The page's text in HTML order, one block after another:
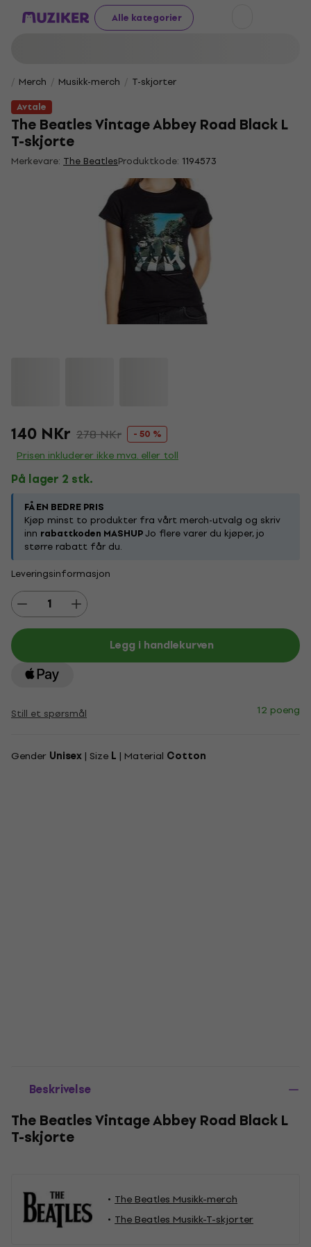
Alle kategorier
Merch Musikk-merch
T-skjorter
Avtale
The Beatles Vintage Abbey Road Black L
T-skjorte
Merkevare: The BeatlesProduktkode: 1194573
140 NKr 278 NKr - 50 %
Prisen inkluderer ikke mva. eller toll
På lager 2 stk.
FÅ EN BEDRE PRIS
Kjøp minst to produkter fra vårt merch-utvalg og skriv
inn rabattkoden MASHUPJo flere varer du kjøper, jo
større rabatt får du.
Leveringsinformasjon
Legg i handlekurven
Still et spørsmål 12 poeng
Gender Unisex | Size L | Material Cotton
Beskrivelse
The Beatles Vintage Abbey Road Black L
T-skjorte
The Beatles Musikk-merch
The Beatles Musikk-T-skjorter